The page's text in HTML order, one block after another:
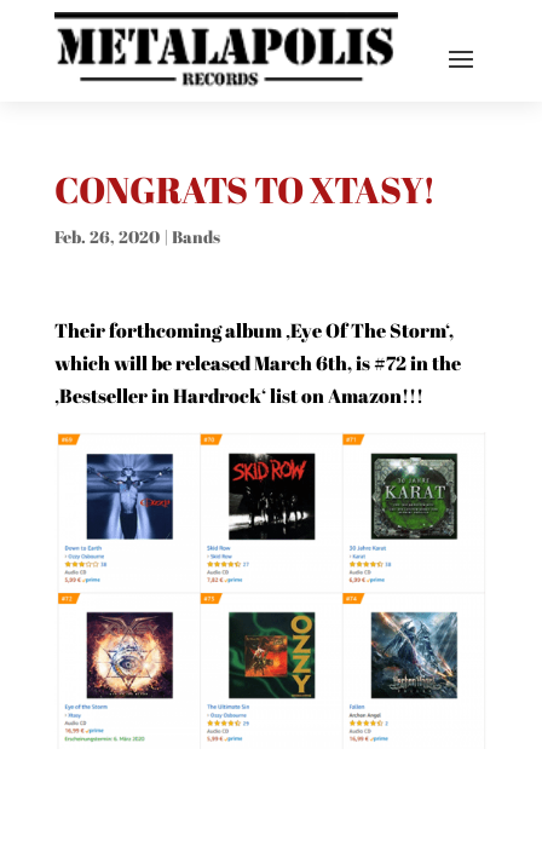
CONGRATS TO XTASY!
Feb. 26, 2020| Bands
Their forthcoming album ‚Eye Of The Storm‘,
which will be released March 6th, is #72 in the
‚Bestseller in Hardrock‘ list on Amazon!!!